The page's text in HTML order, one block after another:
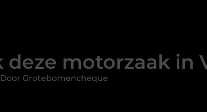
deze motorzaak in
Grotebomencheque